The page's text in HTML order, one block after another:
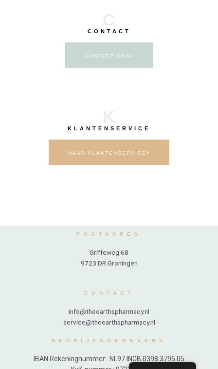
C
CONTACT
CONTACT ONS
K
KLANTENSERVICE
NAAR KLANTENSERVICE
POSTADRES
Griffeweg 68
9723 DR Groningen
CONTACT
info@theearthspharmacy.nl
service@theearthspharmacy.nl
BEDRIJFSGEGEVENS
IBAN Rekeningnummer: NL97 INGB 0398 3795 05